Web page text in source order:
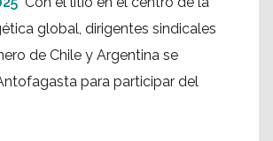
global, dirigentes sindicales
de Chile y Argentina se
para participar del